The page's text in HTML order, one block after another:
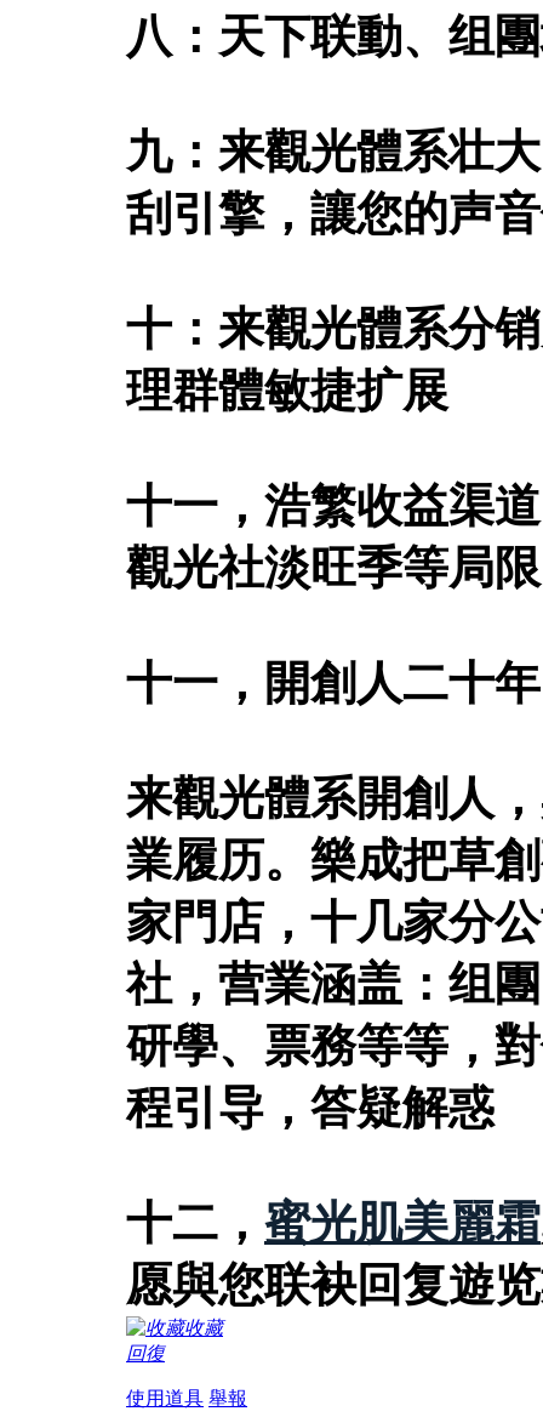
八：天下联動、组
九：来觀光體系壮
刮引擎，讓您的声
十：来觀光體系分
理群體敏捷扩展
十一，浩繁收益渠
觀光社淡旺季等局
十一，開創人二十
来觀光體系開創人
業履历。樂成把草
家門店，十几家分
社，营業涵盖：组
研學、票務等等，
程引导，答疑解惑
十二， 蜜光肌美麗霜
愿與您联袂回复遊
收藏
回復
使用道具 舉報